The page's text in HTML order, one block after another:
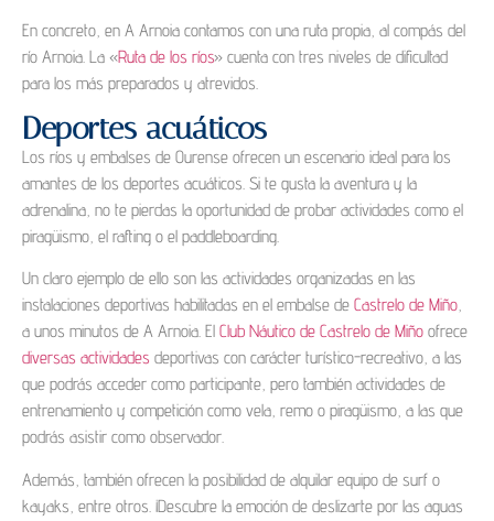
En concreto, en A Arnoia contamos con una ruta propia, al compás del
río Arnoia. La «Ruta de los ríos» cuenta con tres niveles de dificultad
para los más preparados y atrevidos.
Deportes acuáticos
Los ríos y embalses de Ourense ofrecen un escenario ideal para los
amantes de los deportes acuáticos. Si te gusta la aventura y la
adrenalina, no te pierdas la oportunidad de probar actividades como el
piragüismo, el rafting o el paddleboarding.
Un claro ejemplo de ello son las actividades organizadas en las
instalaciones deportivas habilitadas en el embalse de Castrelo de Miño,
a unos minutos de A Arnoia. El Club Náutico de Castrelo de Miño ofrece
diversas actividades deportivas con carácter turístico-recreativo, a las
que podrás acceder como participante, pero también actividades de
entrenamiento y competición como vela, remo o piragüismo, a las que
podrás asistir como observador.
Además, también ofrecen la posibilidad de alquilar equipo de surf o
kayaks, entre otros. ¡Descubre la emoción de deslizarte por las aguas